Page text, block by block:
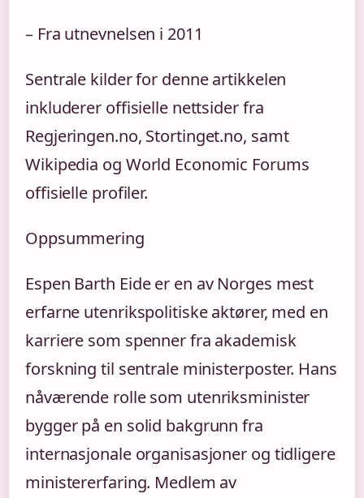
– Fra utnevnelsen i 2011
Sentrale kilder for denne artikkelen
inkluderer offisielle nettsider fra
Regjeringen.no, Stortinget.no, samt
Wikipedia og World Economic Forums
offisielle profiler.
Oppsummering
Espen Barth Eide er en av Norges mest
erfarne utenrikspolitiske aktører, med en
karriere som spenner fra akademisk
forskning til sentrale ministerposter. Hans
nåværende rolle som utenriksminister
bygger på en solid bakgrunn fra
internasjonale organisasjoner og tidligere
ministererfaring. Medlem av